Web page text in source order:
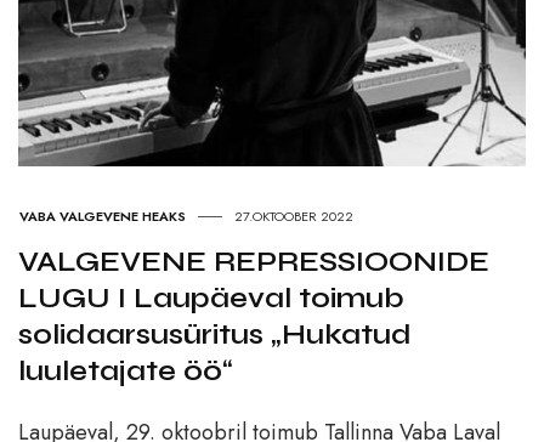
VABA VALGEVENE HEAKS 27.OKTOOBER 2022
VALGEVENE REPRESSIOONIDE
LUGU I Laupäeval toimub
solidaarsusüritus „Hukatud
luuletajate öö“
Laupäeval, 29. oktoobril toimub Tallinna Vaba Laval